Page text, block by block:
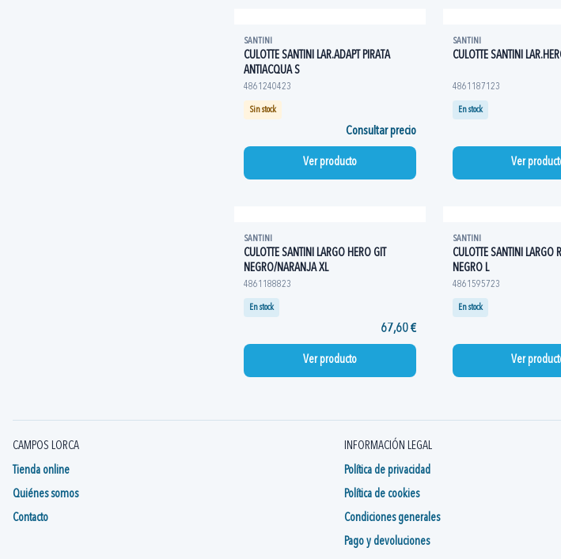
SANTINI
CULOTTE SANTINI LAR.ADAPT PIRATA
ANTIACQUA S
4861240423
Sin stock
Consultar precio
Ver producto
SANTINI
CULOTTE SANTINI
4861187123
En stock
Ver
SANTINI
CULOTTE SANTINI LARGO HERO GIT
NEGRO/NARANJA XL
4861188823
En stock
67,60 €
Ver producto
SANTINI
CULOTTE SANTINI LARGO
NEGRO L
4861595723
En stock
Ver
CAMPOS LORCA
Tienda online
Quiénes somos
Contacto
INFORMACIÓN LEGAL
Política de privacidad
Política de cookies
Condiciones generales
Pago y devoluciones